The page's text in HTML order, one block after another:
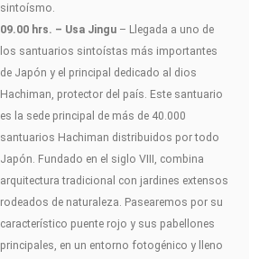
sintoísmo.
09.00 hrs. – Usa Jingu – Llegada a uno de
los santuarios sintoístas más importantes
de Japón y el principal dedicado al dios
Hachiman, protector del país. Este santuario
es la sede principal de más de 40.000
santuarios Hachiman distribuidos por todo
Japón. Fundado en el siglo VIII, combina
arquitectura tradicional con jardines extensos
rodeados de naturaleza. Pasearemos por su
característico puente rojo y sus pabellones
principales, en un entorno fotogénico y lleno